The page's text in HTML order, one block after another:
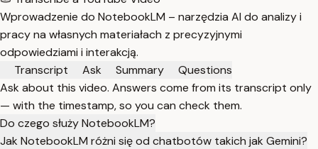
Wprowadzenie do NotebookLM – narzędzia AI do analizy i
pracy na własnych materiałach z precyzyjnymi
odpowiedziami i interakcją.
Transcript
Ask Summary
Questions
Ask about this video. Answers come from its transcript only
— with the timestamp, so you can check them.
Do czego służy NotebookLM?
Jak NotebookLM różni się od chatbotów takich jak Gemini?